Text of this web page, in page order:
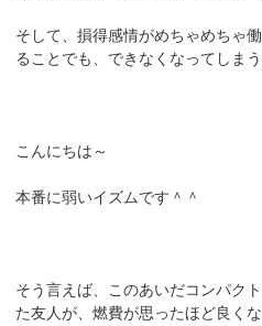
そして、損得感情がめちゃめちゃ
ることでも、できなくなってしまう
こんにちは～
本番に弱いイズムです＾＾
そう言えば、このあいだコンパク
た友人が、燃費が思ったほど良く